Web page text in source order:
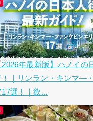
2026年最新版】ハノイの
！｜リンラン・キンマ―
17選！｜飲...